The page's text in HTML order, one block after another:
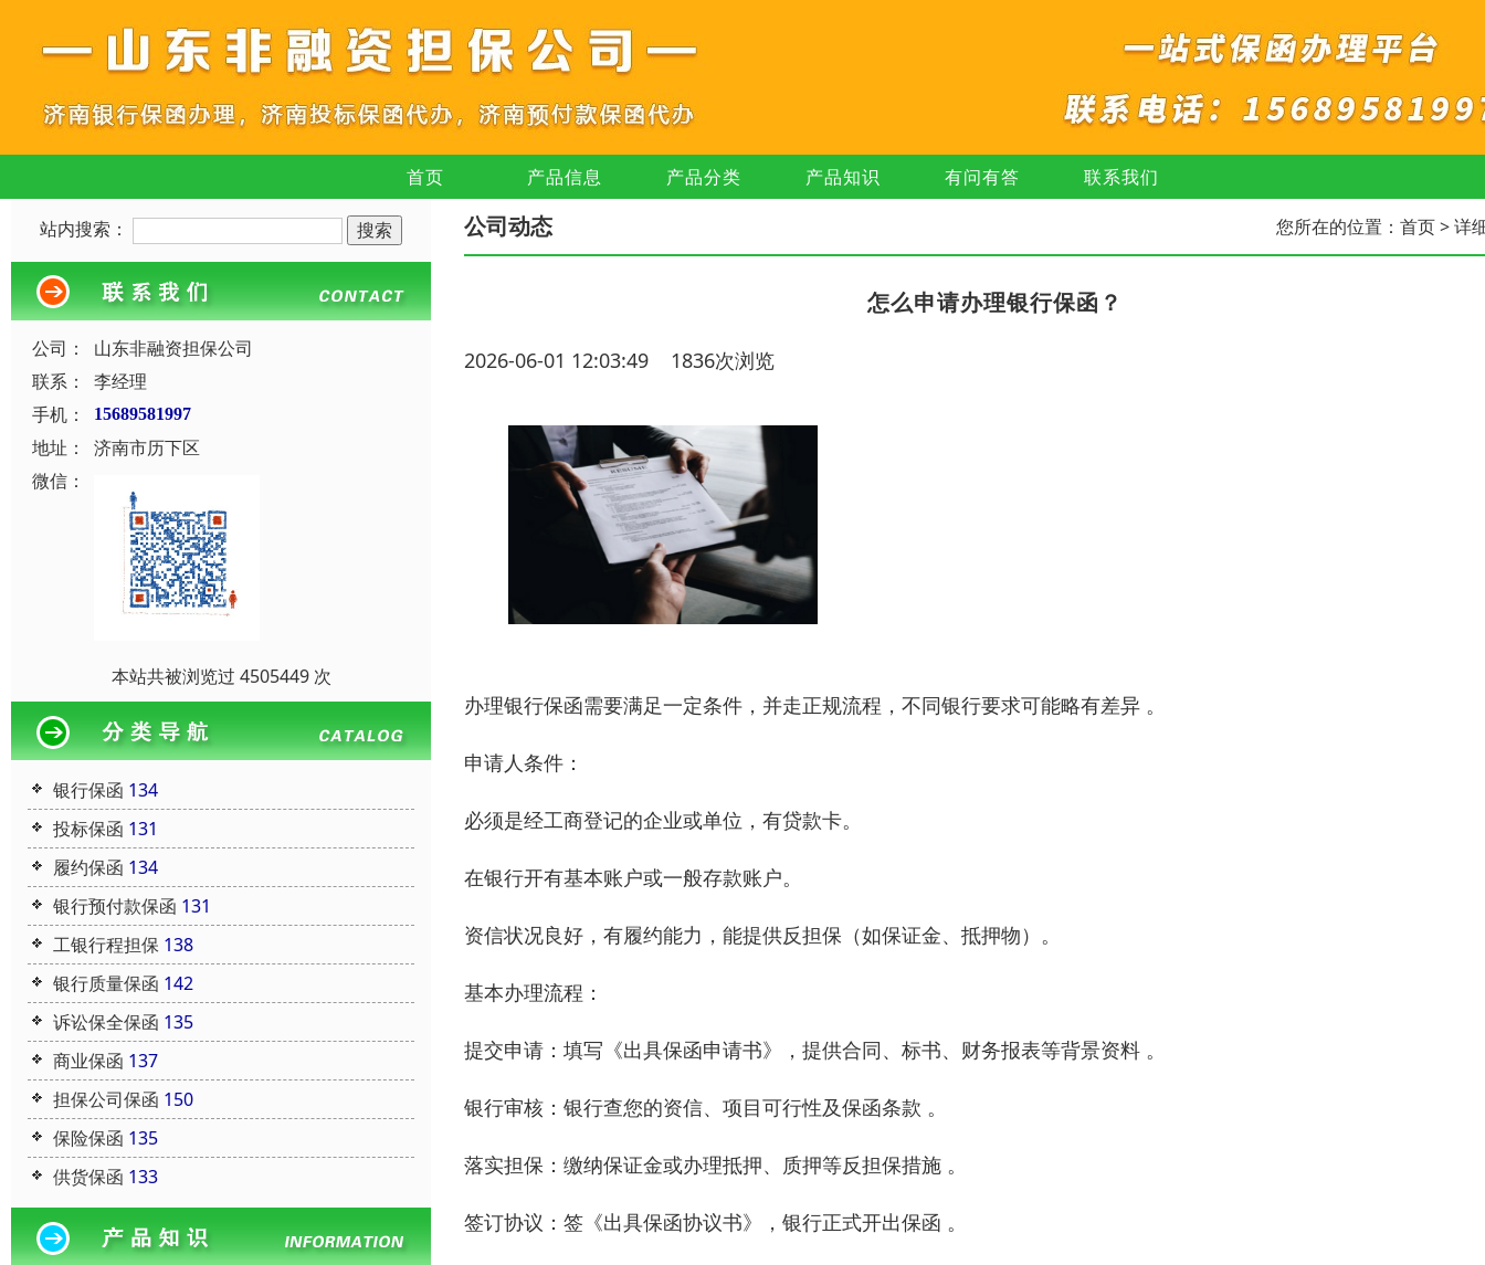
首页 产品信息 产品分类 产品知识 有问有答 联系我们
站内搜索：
公司：
山东非融资担保公司
联系：
李经理
手机：
15689581997
地址：
济南市历下区
微信：
本站共被浏览过 4505449 次
银行保函 134
投标保函 131
履约保函 134
银行预付款保函 131
工银行程担保 138
银行质量保函 142
诉讼保全保函 135
商业保函 137
担保公司保函 150
保险保函 135
供货保函 133
公司动态 您所在的位置： 首页> 详
怎么申请办理银行保函？
2026-06-01 12:03:49 1836次浏览
办理银行保函需要满足一定条件，并走正规流程，不同银行要求可能略有差异 。‌‌
申请人条件 ‌：
必须是经工商登记的企业或单位，有贷款卡。
在银行开有基本账户或一般存款账户。
资信状况良好，有履约能力，能提供反担保（如保证金、抵押物）。‌‌
基本办理流程 ‌：
提交申请 ‌：填写《出具保函申请书》，提供合同、标书、财务报表等背景资料 。
银行审核 ‌：银行查您的资信、项目可行性及保函条款 。
落实担保 ‌：缴纳保证金或办理抵押、质押等反担保措施 。
签订协议 ‌：签《出具保函协议书》，银行正式开出保函 。‌‌